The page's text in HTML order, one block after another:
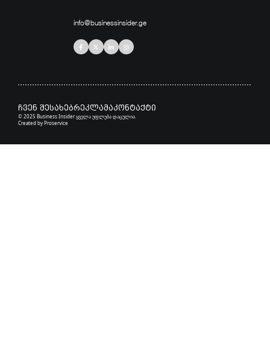
info@businessinsider.ge
ჩვენ შესახებრეკლამაკონტაქტი
© 2025 Business Insider ყველა უფლება დაცულია.
Created byProservice